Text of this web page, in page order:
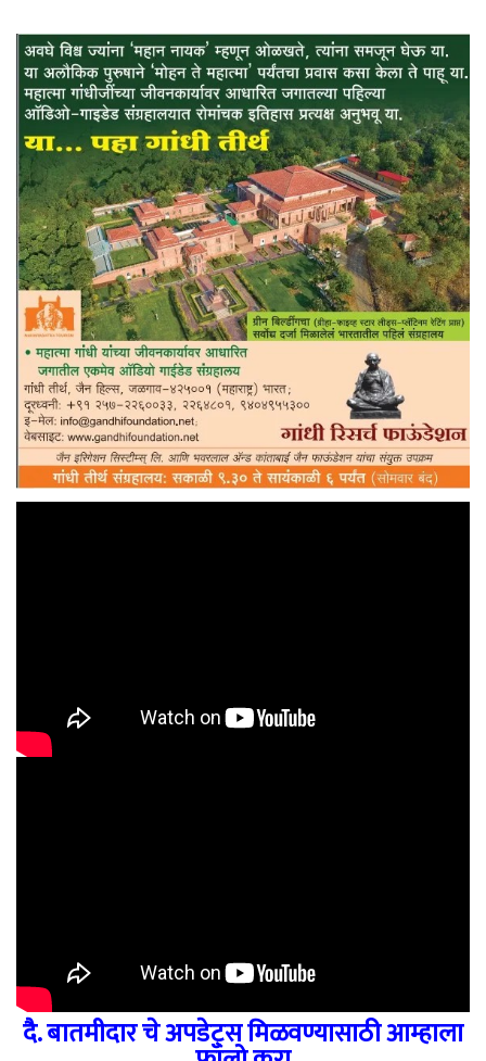
दै. बातमीदार चे अपडेट्स मिळवण्यासाठी आम्हाला